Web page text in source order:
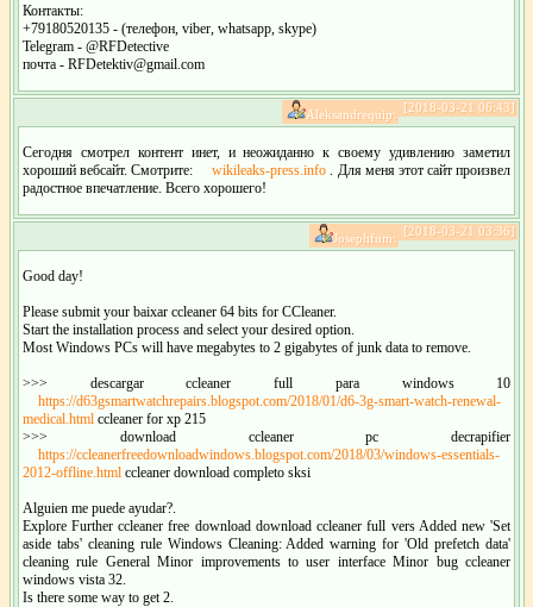
Контакты:
+79180520135 - (телефон, viber, whatsapp, skype)
Telegram - @RFDetective
почта - RFDetektiv@gmail.com
[2018-03-21 06:43]
Aleksandrequip:
Сегодня смотрел контент инет, и неожиданно к своему удивлению заметил
хороший вебсайт. Смотрите:
wikileaks-press.info . Для меня этот сайт произвел
радостное впечатление. Всего хорошего!
[2018-03-21 03:36]
Josephfum:
Good day!
Please submit your baixar ccleaner 64 bits for CCleaner.
Start the installation process and select your desired option.
Most Windows PCs will have megabytes to 2 gigabytes of junk data to remove.
>>> descargar ccleaner full para windows 10
https://d63gsmartwatchrepairs.blogspot.com/2018/01/d6-3g-smart-watch-renewal-
medical.htmlccleaner for xp 215
>>> download ccleaner pc decrapifier
https://ccleanerfreedownloadwindows.blogspot.com/2018/03/windows-essentials-
2012-offline.htmlccleaner download completo sksi
Alguien me puede ayudar?.
Explore Further ccleaner free download download ccleaner full vers Added new 'Set
aside tabs' cleaning rule Windows Cleaning: Added warning for 'Old prefetch data'
cleaning rule General Minor improvements to user interface Minor bug ccleaner
windows vista 32.
Is there some way to get 2.